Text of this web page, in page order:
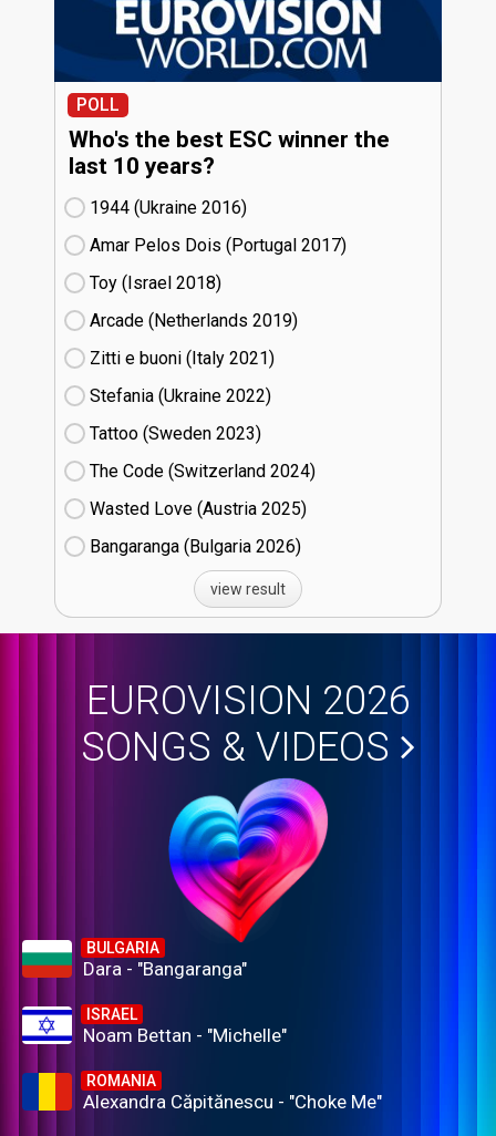
POLL
Who's the best ESC winner the
last 10 years?
1944 (Ukraine
16)
Amar Pelos Dois (Portugal
17)
Toy (Israel
18)
Arcade (Netherlands
19)
Zitti e buoni​ (Italy
21)
Stefania (Ukraine
22)
Tattoo (Sweden
23)
The Code (Switzerland
24)
Wasted Love (Austria
25)
Bangaranga (Bulgaria
26)
view result
EUROVISION 2026
SONGS & VIDEOS
BULGARIA
Dara - "Bangaranga"
ISRAEL
Noam Bettan - "Michelle"
ROMANIA
Alexandra Căpitănescu - "Choke Me"